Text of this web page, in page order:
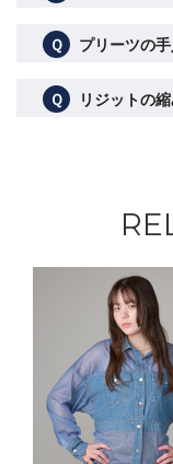
Ｑ プリーツの
Ｑ リジットの